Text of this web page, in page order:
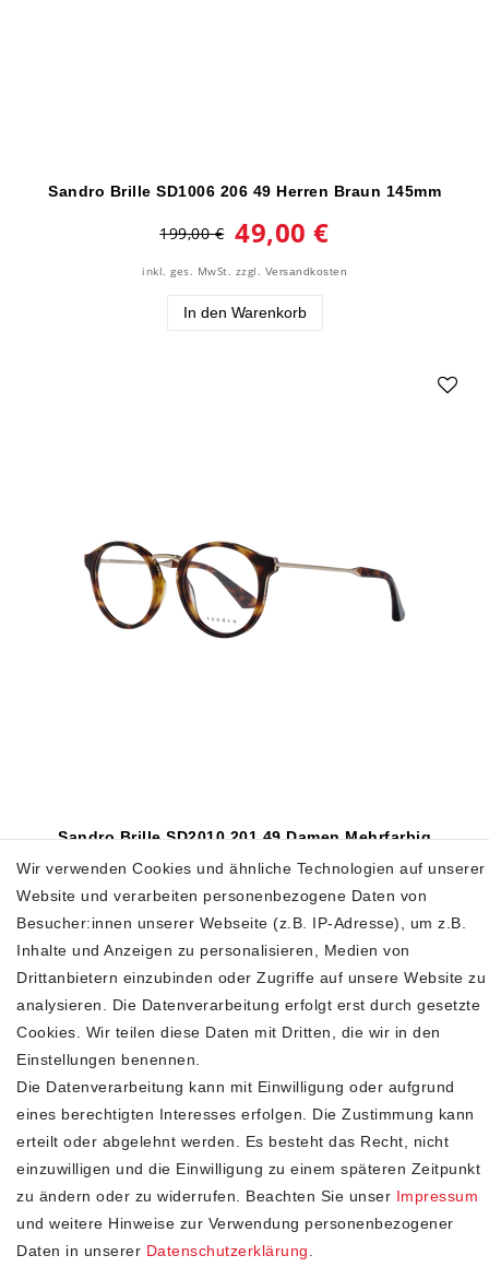
Sandro Brille SD1006 206 49 Herren Braun 145mm
199,00 € 49,00 €
inkl. ges. MwSt. zzgl. Versandkosten
In den Warenkorb
Sandro Brille SD2010 201 49 Damen Mehrfarbig
199,00 € 49,00 €
Versandkosten
In den Warenkorb
SHOP
Kontakt
Wir verwenden Cookies und ähnliche Technologien auf unserer
Website und verarbeiten personenbezogene Daten von
Besucher:innen unserer Webseite (z.B. IP-Adresse), um z.B.
Inhalte und Anzeigen zu personalisieren, Medien von
Drittanbietern einzubinden oder Zugriffe auf unsere Website zu
analysieren. Die Datenverarbeitung erfolgt erst durch gesetzte
Cookies. Wir teilen diese Daten mit Dritten, die wir in den
Einstellungen benennen.
Die Datenverarbeitung kann mit Einwilligung oder aufgrund
eines berechtigten Interesses erfolgen. Die Zustimmung kann
erteilt oder abgelehnt werden. Es besteht das Recht, nicht
einzuwilligen und die Einwilligung zu einem späteren Zeitpunkt
zu ändern oder zu widerrufen. Beachten Sie unser Impressum
und weitere Hinweise zur Verwendung personenbezogener
Daten in unserer Daten­schutz­erklärung